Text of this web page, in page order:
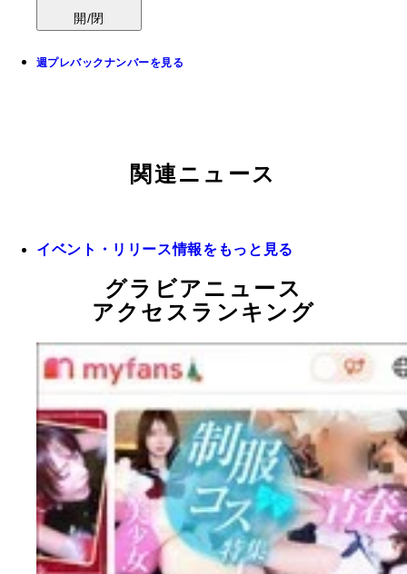
開/閉
週プレバックナンバーを見る
関連ニュース
イベント・リリース情報をもっと見る
グラビアニュース
アクセスランキング